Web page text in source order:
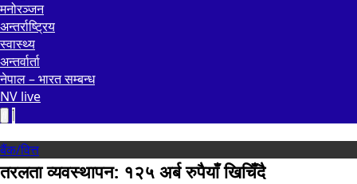
मनोरञ्जन
अन्तर्राष्ट्रिय
स्वास्थ्य
अन्तर्वार्ता
नेपाल – भारत सम्बन्ध
NV live
बैंक/वित्त
तरलता व्यवस्थापन: १२५ अर्ब रुपैयाँ खिचिँदै